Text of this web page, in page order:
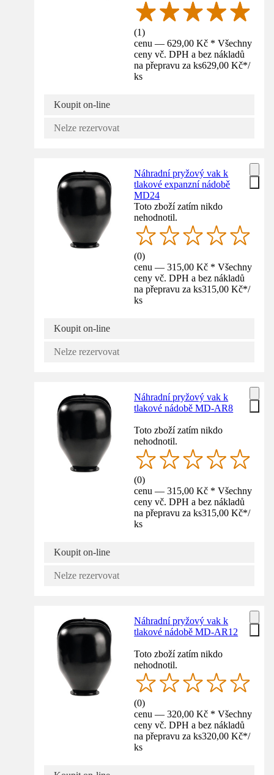
(1)
cenu — 629,00 Kč * Všechny
ceny vč. DPH a bez nákladů
na přepravu za ks629,00 Kč*/
ks
Koupit on-line
Nelze rezervovat
Náhradní pryžový vak k
tlakové expanzní nádobě
MD24
Toto zboží zatím nikdo
nehodnotil.
(0)
cenu — 315,00 Kč * Všechny
ceny vč. DPH a bez nákladů
na přepravu za ks315,00 Kč*/
ks
Koupit on-line
Nelze rezervovat
Náhradní pryžový vak k
tlakové nádobě MD-AR8
Toto zboží zatím nikdo
nehodnotil.
(0)
cenu — 315,00 Kč * Všechny
ceny vč. DPH a bez nákladů
na přepravu za ks315,00 Kč*/
ks
Koupit on-line
Nelze rezervovat
Náhradní pryžový vak k
tlakové nádobě MD-AR12
Toto zboží zatím nikdo
nehodnotil.
(0)
cenu — 320,00 Kč * Všechny
ceny vč. DPH a bez nákladů
na přepravu za ks320,00 Kč*/
ks